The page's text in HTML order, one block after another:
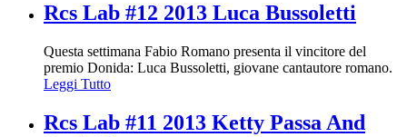
Rcs Lab #12 2013 Luca Bussoletti
Questa settimana Fabio Romano presenta il vincitore del
premio Donida: Luca Bussoletti, giovane cantautore romano.
Leggi Tutto
Rcs Lab #11 2013 Ketty Passa And